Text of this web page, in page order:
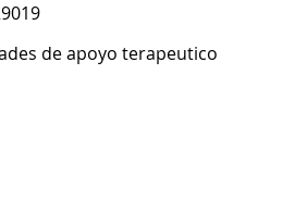
de apoyo terapeutico